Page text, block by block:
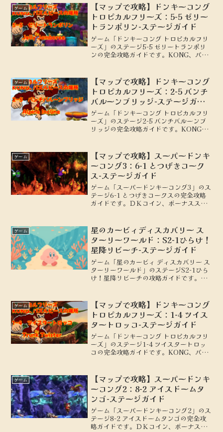
ゲーム
【マップで攻略】ドンキーコング
トロピカルフリーズ：5-5 ゼリー
トランポリン-ステージガイド
ゲーム「ドンキーコング トロピカルフリ
ーズ」のステージ5-5 ゼリートランポリ
ンの完全攻略ガイドです。KONG、パズ
ゲーム
【マップで攻略】ドンキーコング
トロピカルフリーズ：2-5 バンチ
バルーンブリッジ-ステージガイ
ド
ゲーム「ドンキーコング トロピカルフリ
ーズ」のステージ2-5 バンチバルーンブ
リッジの完全攻略ガイドです。KONG、
ゲーム
【マップで攻略】スーパードンキ
ーコング3：6-1 とつげきコーク
ス-ステージガイド
ゲーム「スーパードンキーコング3」のス
テージ6-1 とつげきコークスの完全攻略
ガイドです。ＤＫコイン、ボーナスステ
ゲーム
星のカービィディスカバリー ス
ターリーワールド：S2-1ひらけ！
星降りビーチ-ステージガイド
ゲーム「星のカービィ ディスカバリー ス
ターリーワールド」のステージS2-1ひら
け！星降りビーチの攻略ガイドです。ワ
ゲーム
【マップで攻略】ドンキーコング
トロピカルフリーズ：1-4 ツイス
タートロッコ-ステージガイド
ゲーム「ドンキーコング トロピカルフリ
ーズ」のステージ1-4 ツイスタートロッ
コの完全攻略ガイドです。KONG、パズ
ゲーム
【マップで攻略】スーパードンキ
ーコング2：8-2 アイスドームタ
ンゴ-ステージガイド
ゲーム「スーパードンキーコング2」のス
テージ8-2 アイスドームタンゴの完全攻
略ガイドです。ＤＫコイン、ボーナスス